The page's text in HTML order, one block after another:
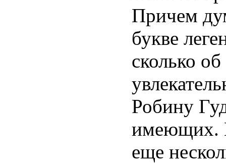
Причем
букве
сколько
Робину
имеющих. В
еще